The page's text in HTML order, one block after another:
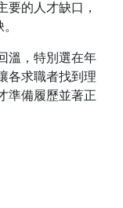
的人才缺口，
溫，特別選在年
各求職者找到理
準備履歷並著正